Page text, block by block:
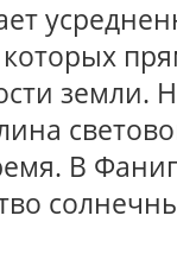
которых
земли.
В